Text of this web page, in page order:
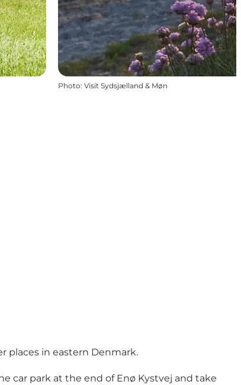
Photo: Visit Sydsjælland & Møn
places in eastern Denmark.
car park at the end of Enø Kystvej and take